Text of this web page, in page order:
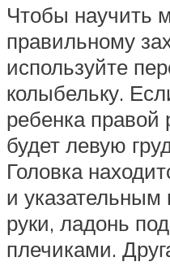
Чтобы научить
правильному
используйте
колыбельку.
ребенка правой
будет левую
Головка
и
руки, ладонь
плечиками.